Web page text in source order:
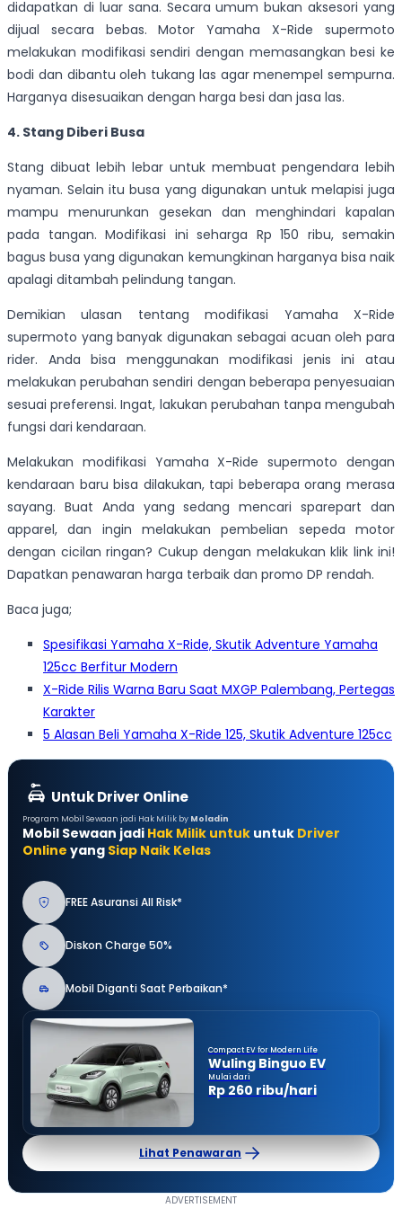
didapatkan di luar sana. Secara umum bukan aksesori yang
dijual secara bebas. Motor Yamaha X-Ride supermoto
melakukan modifikasi sendiri dengan memasangkan besi ke
bodi dan dibantu oleh tukang las agar menempel sempurna.
Harganya disesuaikan dengan harga besi dan jasa las.
4. Stang Diberi Busa
Stang dibuat lebih lebar untuk membuat pengendara lebih
nyaman. Selain itu busa yang digunakan untuk melapisi juga
mampu menurunkan gesekan dan menghindari kapalan
pada tangan. Modifikasi ini seharga Rp 150 ribu, semakin
bagus busa yang digunakan kemungkinan harganya bisa naik
apalagi ditambah pelindung tangan.
Demikian ulasan tentang modifikasi Yamaha X-Ride
supermoto yang banyak digunakan sebagai acuan oleh para
rider. Anda bisa menggunakan modifikasi jenis ini atau
melakukan perubahan sendiri dengan beberapa penyesuaian
sesuai preferensi. Ingat, lakukan perubahan tanpa mengubah
fungsi dari kendaraan.
Melakukan modifikasi Yamaha X-Ride supermoto dengan
kendaraan baru bisa dilakukan, tapi beberapa orang merasa
sayang. Buat Anda yang sedang mencari sparepart dan
apparel, dan ingin melakukan pembelian sepeda motor
dengan cicilan ringan? Cukup dengan melakukan klik link ini!
Dapatkan penawaran harga terbaik dan promo DP rendah.
Baca juga;
Spesifikasi Yamaha X-Ride, Skutik Adventure Yamaha
125cc Berfitur Modern
X-Ride Rilis Warna Baru Saat MXGP Palembang, Pertegas
Karakter
5 Alasan Beli Yamaha X-Ride 125, Skutik Adventure 125cc
Untuk Driver Online
Program Mobil Sewaan jadi Hak Milik by Moladin
Mobil Sewaan jadi Hak Milik untuk untuk Driver
Online yang Siap Naik Kelas
FREE Asuransi All Risk*
Diskon Charge 50%
Mobil Diganti Saat Perbaikan*
Compact EV for Modern Life
Wuling Binguo EV
Mulai dari
Rp 260 ribu/hari
Lihat Penawaran